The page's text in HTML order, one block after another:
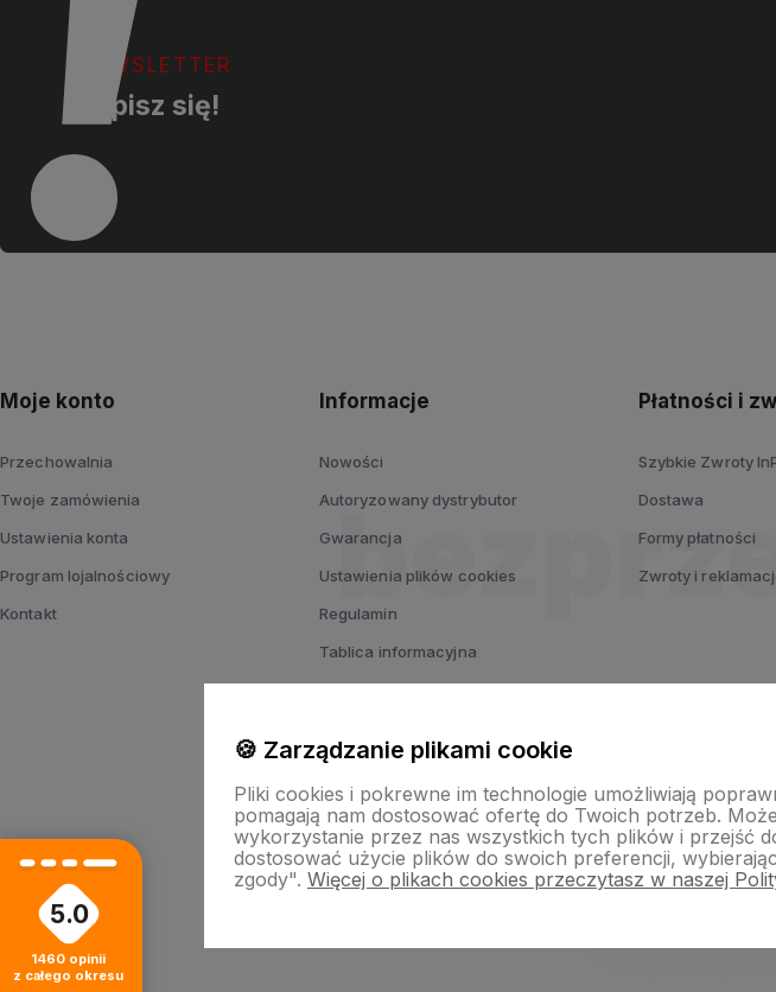
NEWSLETTER
Zapisz się!
Moje konto
Przechowalnia
Twoje zamówienia
Ustawienia konta
Program lojalnościowy
Kontakt
Informacje
Nowości
Autoryzowany dystrybutor
Gwarancja
Ustawienia plików cookies
Regulamin
Tablica informacyjna
Polityka prywatności
Płatności i
Szybkie Zwroty
Dostawa
Formy płatności
Zwroty i
5.0
1460 opinii
z całego okresu
🍪 Zarządzanie plikami cookie
Pliki cookies i pokrewne im technologie umożliwiają
pomagają nam dostosować ofertę do Twoich potrzeb.
wykorzystanie przez nas wszystkich tych plików i przejść
dostosować użycie plików do swoich preferencji,
zgody". Więcej o plikach cookies przeczytasz w naszej